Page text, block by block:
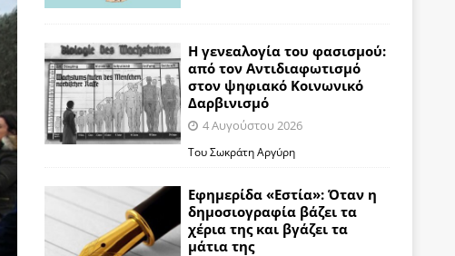
Η γενεαλογία του φασισμού:
από τον Αντιδιαφωτισμό
στον ψηφιακό Κοινωνικό
Δαρβινισμό
4 Αυγούστου 2026
Του Σωκράτη Αργύρη
Εφημερίδα «Εστία»: Όταν η
δημοσιογραφία βάζει τα
χέρια της και βγάζει τα
μάτια της